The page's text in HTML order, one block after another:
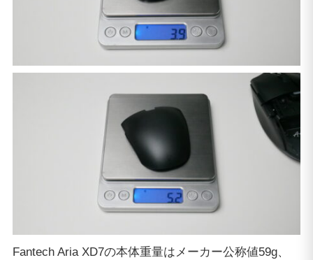
Fantech Aria XD7の本体重量はメーカー公称値59g、